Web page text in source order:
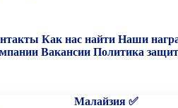
Как нас найти Наши
Вакансии Политика
Малайзия ✅